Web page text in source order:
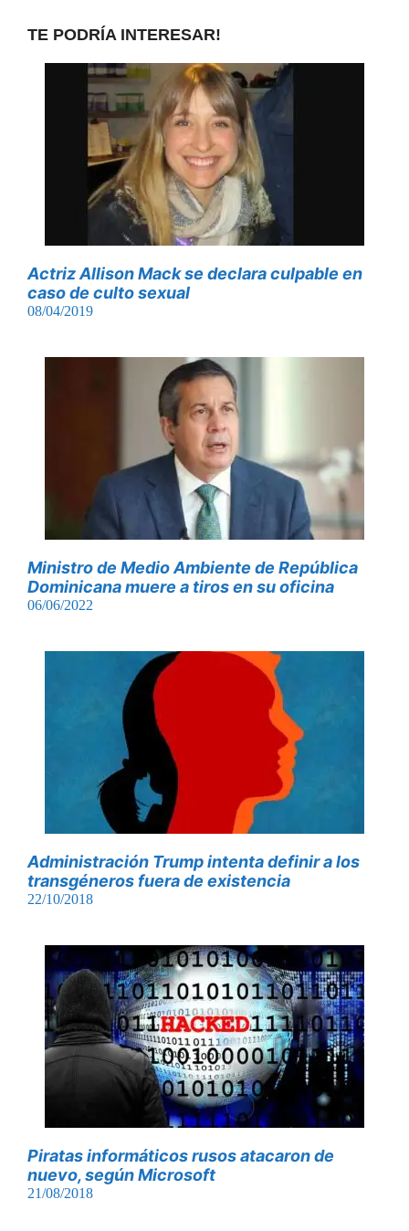
TE PODRÍA INTERESAR!
Actriz Allison Mack se declara culpable en
caso de culto sexual
08/04/2019
Ministro de Medio Ambiente de República
Dominicana muere a tiros en su oficina
06/06/2022
Administración Trump intenta definir a los
transgéneros fuera de existencia
22/10/2018
Piratas informáticos rusos atacaron de
nuevo, según Microsoft
21/08/2018